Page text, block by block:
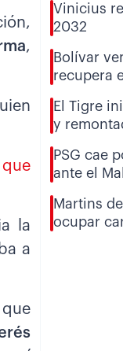
,
que
la
a
Vinicius
2032
Bolívar
recupera
El Tigre
y
PSG cae
ante el
Martins
ocupar